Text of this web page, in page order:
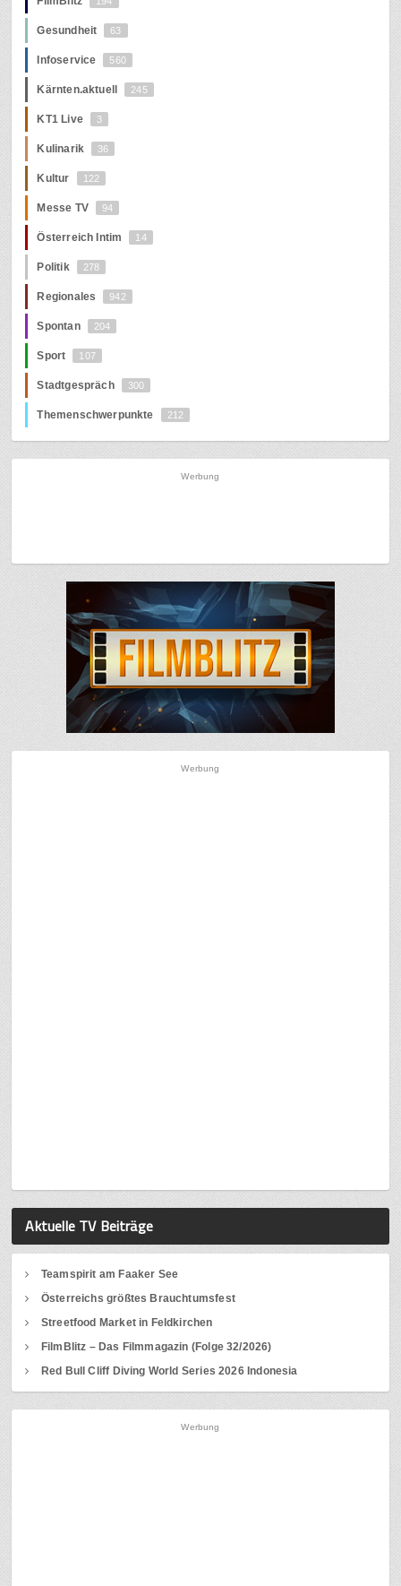
Gesundheit 63
Infoservice 560
Kärnten.aktuell 245
KT1 Live 3
Kulinarik 36
Kultur 122
Messe TV 94
Österreich Intim 14
Politik 278
Regionales 942
Spontan 204
Sport 107
Stadtgespräch 300
Themenschwerpunkte 212
Werbung
Werbung
Aktuelle TV Beiträge
Teamspirit am Faaker See
Österreichs größtes Brauchtumsfest
Streetfood Market in Feldkirchen
FilmBlitz – Das Filmmagazin (Folge 32/2026)
Red Bull Cliff Diving World Series 2026 Indonesia
Werbung